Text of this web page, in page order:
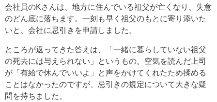
会社員のKさんは、地方に住んでいる祖父が亡くなり、失意
のどん底に落ちます。一刻も早く祖父のもとに寄り添いた
いと、会社に忌引きを申請しました。
ところが返ってきた答えは、「一緒に暮らしていない祖父
の死去には与えられない」というもの。空気を読んだ上司
が「有給で休んでいいよ」と声をかけてくれたため揉める
ことはなかったのですが、忌引きの規定について大きな疑
問を持ちました。